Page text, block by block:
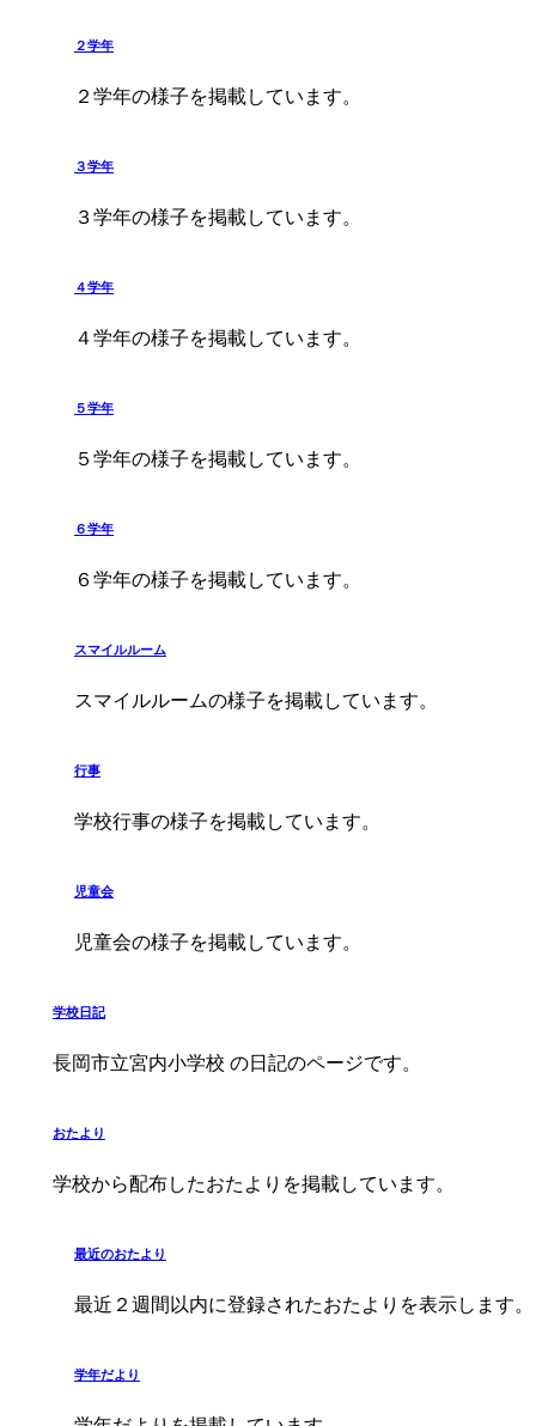
２学年
２学年の様子を掲載しています。
３学年
３学年の様子を掲載しています。
４学年
４学年の様子を掲載しています。
５学年
５学年の様子を掲載しています。
６学年
６学年の様子を掲載しています。
スマイルルーム
スマイルルームの様子を掲載しています。
行事
学校行事の様子を掲載しています。
児童会
児童会の様子を掲載しています。
学校日記
長岡市立宮内小学校 の日記のページです。
おたより
学校から配布したおたよりを掲載しています。
最近のおたより
最近２週間以内に登録されたおたよりを表示します。
学年だより